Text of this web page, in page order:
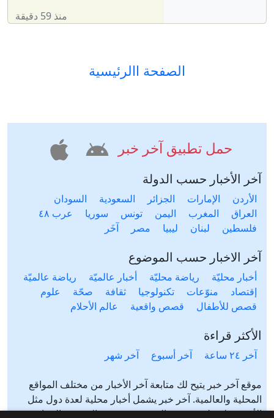
منذ 59 دقيقة
الصفحة االرئيسية
حمل تطبيق آخر خبر
آخر الأخبار حسب الدولة
الأردن الإمارات الجزائر السعودية
السودان
العراق
المغرب اليمن تونس سوريا
عرب ٤٨
فلسطين
لبنان ليبيا مصر آخَر
آخر الاخبار حسب الموضوع
أخبار محليّة رياضة محليّة أخبار عالميّة
رياضة عالميّة
إقتصاد
منوّعات تكنولوجيا ثقافة صحّة
علوم
قصص للأطفال
قصص واقعية عالم الأحلام
الأكثر قراءة
آخر ٢٤ ساعة آخر أسبوع آخر شهر
موقع آخر خبر يتيح لك متابعة آخر الأخبار من مختلف المواقع
المحلية والعالمية. آخر خبر يشمل أخبار محلية لعدة دول مثل
الأردن، فلسطين، مصر، السعودية، تونس، المغرب، الجزائر،